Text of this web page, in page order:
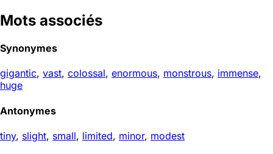
Mots associés
Synonymes
gigantic, vast, colossal, enormous, monstrous, immense,
huge
Antonymes
tiny, slight, small, limited, minor, modest